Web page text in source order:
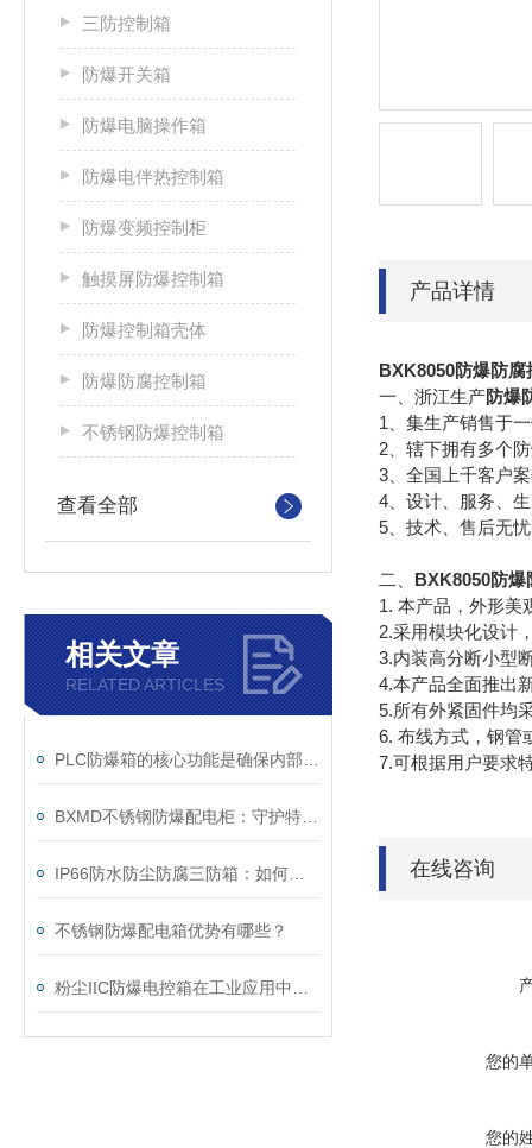
三防控制箱
防爆开关箱
防爆电脑操作箱
防爆电伴热控制箱
防爆变频控制柜
触摸屏防爆控制箱
防爆控制箱壳体
防爆防腐控制箱
不锈钢防爆控制箱
查看全部
相关文章
RELATED ARTICLES
不锈钢防爆配电箱优势有哪些？
产品详情
BXK8050防爆防腐
一、浙江生产防爆
1、集生产销售于
2、辖下拥有多个
3、全国上千客户
4、设计、服务、
5、技术、售后无
二、 BXK8050防爆
1. 本产品，外形美
2.采用模块化设计
3.内装高分断小型
4.本产品全面推出
5.所有外紧固件均
6. 布线方式，钢管
7.可根据用户要求
在线咨询
您的
您的